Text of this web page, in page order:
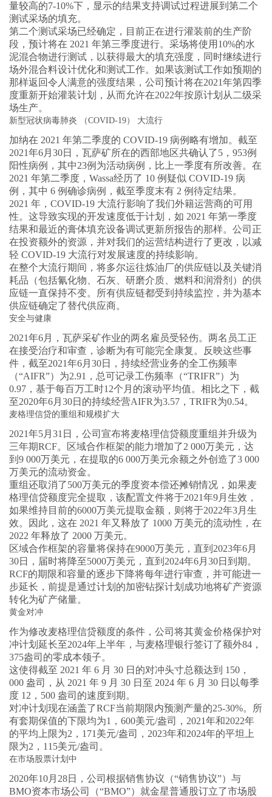
量较高的7-10%下，显示的结果支持调试过程进展到第二个
测试采场的填充。
第二个测试采场已经确定，目前正在进行灌装前的生产阶
段，预计将在 2021 年第三季度进行。采场将使用10%的水
泥混合物进行测试，以获得最大的填充强度，同时继续进行
场外混合料设计优化和测试工作。如果该测试工作如预期的
那样返回令人满意的强度结果，公司预计将在2021年第四季
度重新开始灌装计划，从而允许在2022年按原计划从二级采
场生产。
新型冠状病毒肺炎 （COVID-19） 大流行
加纳在 2021 年第二季度的 COVID-19 病例略有增加。截至
2021年6月30日，瓦萨矿所在的西部地区共确认了5，953例
阳性病例，其中23例为活动病例，比上一季度有所改善。在
2021 年第二季度，Wassa经历了 10 例疑似 COVID-19 病
例，其中 6 例确诊病例，截至季度末有 2 例待定结果。
2021 年，COVID-19 大流行影响了我们外籍运营商的可用
性。这导致实现的开发速度低于计划，如 2021 年第一季度
结果和最近的膏体填充设备调试更新所报告的那样。公司正
在投资额外的资源，并对我们的运营结构进行了更改，以减
轻 COVID-19 大流行对发展速度的持续影响。
在整个大流行期间，将多尔运往炼油厂的供应链以及关键消
耗品（包括氰化物、石灰、研磨介质、燃料和润滑剂）的供
应链一直保持不变。所有供应链都受到持续监控，并为基本
供应链确定了替代供应商。
安全与健康
2021年6月，瓦萨采矿作业的两名雇员受轻伤。两名员工正
在接受治疗和审查，诊断为有可能完全康复。反映这些事
件，截至2021年6月30日，持续经营业务的全工伤频率
（“AIFR”）为2.91，总可记录工伤频率（“TRIFR”）为
0.97，基于每百万工时12个月的滚动平均值。相比之下，截
至2020年6月30日的持续经营AIFR为3.57，TRIFR为0.54。
麦格理信贷的重组和规模扩大
2021年5月31日，公司宣布将麦格理信贷额度重组并升级为
三年期RCF。区域合作框架的能力增加了2 000万美元，达
到9 000万美元，在提取的6 000万美元余额之外创造了3 000
万美元的流动资金。
重组还取消了500万美元的季度资本偿还摊销情况，如果麦
格理信贷额度完全提取，该配置文件将于2021年9月生效，
如果维持目前的6000万美元提取金额，则将于2022年3月生
效。因此，这在 2021 年又释放了 1000 万美元的流动性，在
2022 年释放了 2000 万美元。
区域合作框架的容量将保持在9000万美元，直到2023年6月
30日，届时将降至5000万美元，直到2024年6月30日到期。
RCF的期限和容量的逐步下降将每年进行审查，并可能进一
步延长，前提是通过计划的加密钻探计划成功地将矿产资源
转化为矿产储量。
黄金对冲
作为修改麦格理信贷额度的条件，公司将其黄金价格保护对
冲计划延长至2024年上半年，与麦格理银行签订了额外84，
375盎司的零成本领子。
这使得截至 2021 年 6 月 30 日的对冲头寸总额达到 150，
000 盎司，从 2021 年 9 月 30 日至 2024 年 6 月 30 日以每季
度 12，500 盎司的速度到期。
对冲计划现在涵盖了RCF当前期限内预测产量的25-30%。所
有套期保值的下限均为1，600美元/盎司，2021年和2022年
的平均上限为2，171美元/盎司，2023年和2024年的平坦上
限为2，115美元/盎司。
在市场股票计划中
2020年10月28日，公司根据销售协议（“销售协议”）与
BMO资本市场公司（“BMO”）就金星普通股订立了市场股